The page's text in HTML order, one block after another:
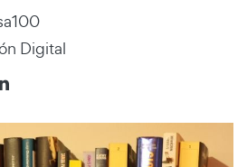
Digital